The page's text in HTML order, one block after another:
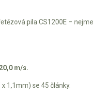
pila CS1200E –
m/s.
1,1mm) se 45 články.